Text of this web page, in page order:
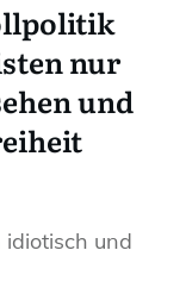
nur
und
idiotisch und